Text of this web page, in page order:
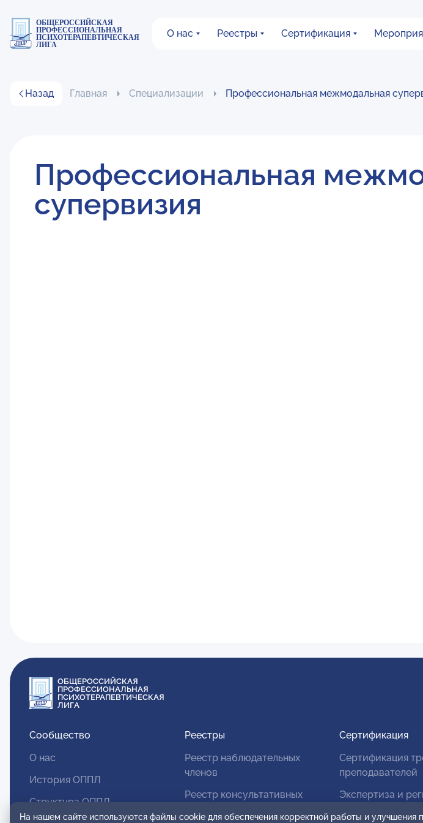
ОБЩЕРОССИЙСКАЯ
ПРОФЕССИОНАЛЬНАЯ
ПСИХОТЕРАПЕВТИЧЕСКАЯ
ЛИГА
О нас Реестры Сертификация
Назад Главная Специализации Профессиональная межмодальная
Профессиональная
супервизия
ОБЩЕРОССИЙСКАЯ
ПРОФЕССИОНАЛЬНАЯ
ПСИХОТЕРАПЕВТИЧЕСКАЯ
ЛИГА
Сообщество
О нас
История ОППЛ
Структура ОППЛ
Реестры
Реестр наблюдательных
членов
Реестр консультативных
Сертификация
Сертификация
преподавателей
Экспертиза и
На нашем сайте используются файлы cookie для обеспечения корректной работы и